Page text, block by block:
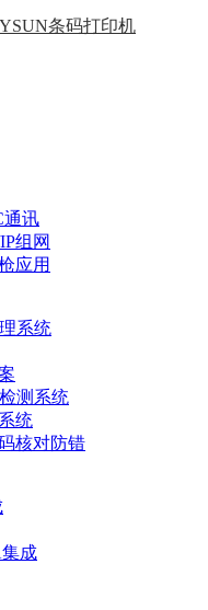
条码打印机
通讯
组网
应用
系统
测系统
统
核对防错
成